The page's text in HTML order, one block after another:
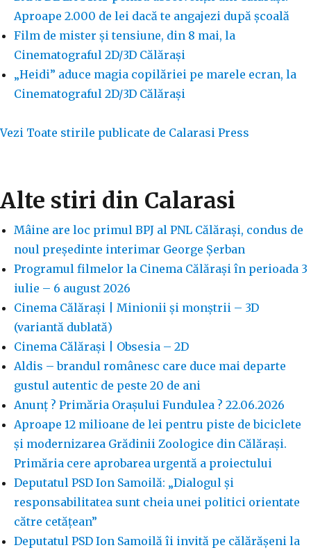
Aproape 2.000 de lei dacă te angajezi după școală
Film de mister și tensiune, din 8 mai, la
Cinematograful 2D/3D Călărași
„Heidi” aduce magia copilăriei pe marele ecran, la
Cinematograful 2D/3D Călărași
Vezi Toate stirile publicate de Calarasi Press
Alte stiri din Calarasi
Mâine are loc primul BPJ al PNL Călărași, condus de
noul președinte interimar George Șerban
Programul filmelor la Cinema Călărași în perioada 3
iulie – 6 august 2026
Cinema Călărași | Minionii și monștrii – 3D
(variantă dublată)
Cinema Călărași | Obsesia – 2D
Aldis – brandul românesc care duce mai departe
gustul autentic de peste 20 de ani
Anunț ? Primăria Orașului Fundulea ? 22.06.2026
Aproape 12 milioane de lei pentru piste de biciclete
și modernizarea Grădinii Zoologice din Călărași.
Primăria cere aprobarea urgentă a proiectului
Deputatul PSD Ion Samoilă: „Dialogul și
responsabilitatea sunt cheia unei politici orientate
către cetățean”
Deputatul PSD Ion Samoilă îi invită pe călărășeni la